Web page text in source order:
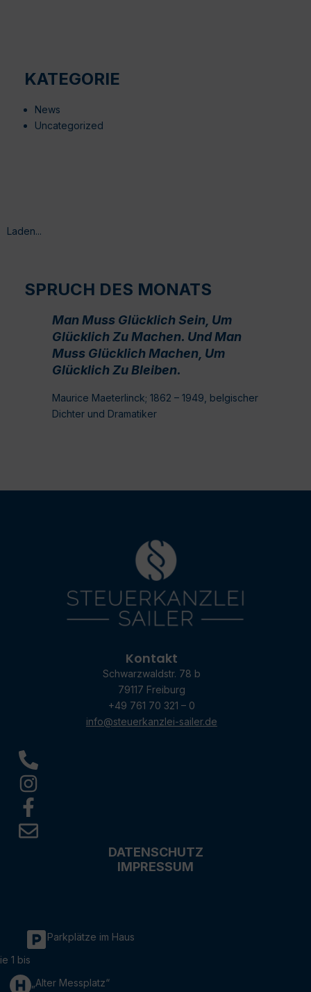
KATEGORIE
News
Uncategorized
Laden...
SPRUCH DES MONATS
Man Muss Glücklich Sein, Um
Glücklich Zu Machen. Und Man
Muss Glücklich Machen, Um
Glücklich Zu Bleiben.
Maurice Maeterlinck; 1862 – 1949, belgischer
Dichter und Dramatiker
Kontakt
Schwarzwaldstr. 78 b
79117 Freiburg
+49 761 70 321 – 0
info@steuerkanzlei-sailer.de
DATENSCHUTZ
IMPRESSUM
Parkplätze im Haus
1 bis
„Alter Messplatz“